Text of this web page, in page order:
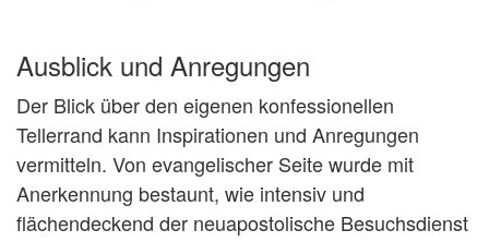
Ausblick und Anregungen
Der Blick über den eigenen konfessionellen
Tellerrand kann Inspirationen und Anregungen
vermitteln. Von evangelischer Seite wurde mit
Anerkennung bestaunt, wie intensiv und
flächendeckend der neuapostolische Besuchsdienst